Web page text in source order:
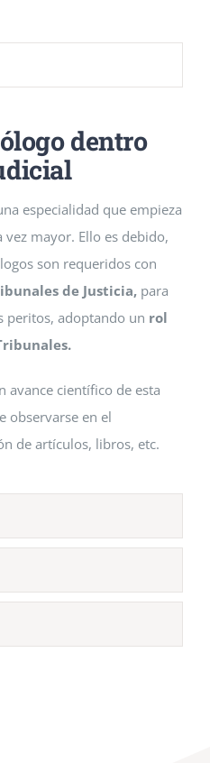
dentro
especialidad que empieza
mayor. Ello es debido,
son requeridos con
de Justicia, para
peritos, adoptando un rol
avance científico de esta
observarse en el
de artículos, libros, etc.